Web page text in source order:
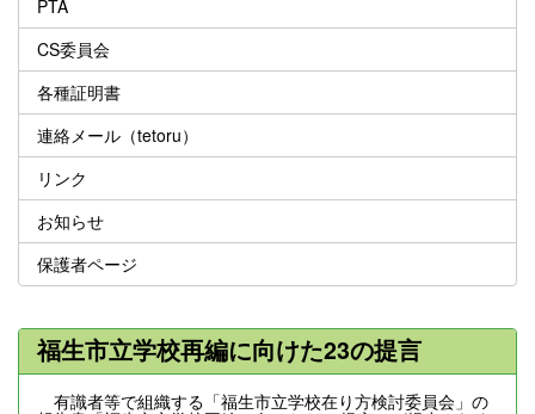
PTA
CS委員会
各種証明書
連絡メール（tetoru）
リンク
お知らせ
保護者ページ
福生市立学校再編に向けた23の提言
有識者等で組織する「福生市立学校在り方検討委員会」の